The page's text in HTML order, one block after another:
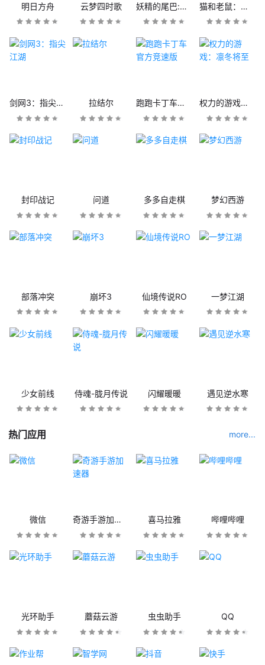
明日方舟 云梦四时歌 妖精的尾巴:魔导少年 猫和老鼠：欢乐互动
剑网3：指尖江湖 拉结尔 跑跑卡丁车官方竞速版 权力的游戏：凛冬将至
封印战记 问道 多多自走棋 梦幻西游
部落冲突 崩坏3 仙境传说RO 一梦江湖
少女前线 侍魂-胧月传说 闪耀暖暖 遇见逆水寒
热门应用 more...
微信 奇游手游加速器 喜马拉雅 哔哩哔哩
光环助手 蘑菇云游 虫虫助手 QQ